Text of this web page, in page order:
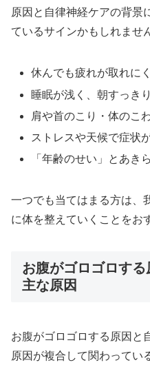
原因と自律神経ケアの背景
ているサインかもしれませ
休んでも疲れが取れに
睡眠が浅く、朝すっき
肩や首のこり・体のこ
ストレスや天候で症状
「年齢のせい」とあき
一つでも当てはまる方は、
に体を整えていくことをお
お腹がゴロゴロす
主な原因
お腹がゴロゴロする原因と
原因が複合して関わってい